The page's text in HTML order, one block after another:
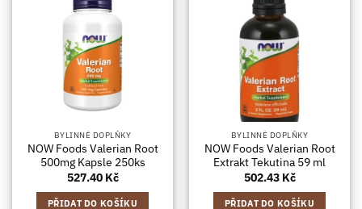
BYLINNÉ DOPLŇKY
NOW Foods Valerian Root
500mg Kapsle 250ks
527.40 Kč
PŘIDAT DO KOŠÍKU
BYLINNÉ DOPLŇKY
NOW Foods Valerian Root
Extrakt Tekutina 59 ml
502.43 Kč
PŘIDAT DO KOŠÍKU